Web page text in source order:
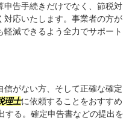
申告手続きだけでなく、節税対
対応いたします。事業者の方が
減できるよう全力でサポート
がない方、そして正確な確定
理士に依頼することをおすすめ
する。確定申告書などの提出を